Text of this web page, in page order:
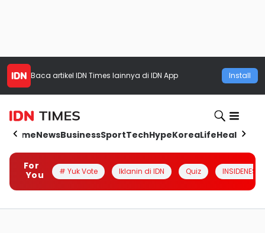
Baca artikel IDN Times lainnya di IDN App Install
HomeNewsBusinessSportTechHypeKoreaLifeHealth
For
You
# Yuk Vote Iklanin di IDN Quiz INSIDENESIA